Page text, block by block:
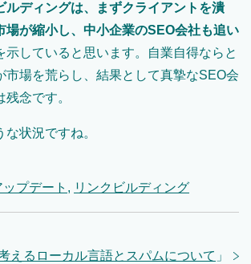
ルディングは、まずクライアントを潰
場が縮小し、中小企業のSEO会社も追い
示していると思います。自業自得ならと
市場を荒らし、結果として真摯なSEO会
念です。
状況ですね。
プデート , リンクビルディング
えるローカル言語とスパムについて 」